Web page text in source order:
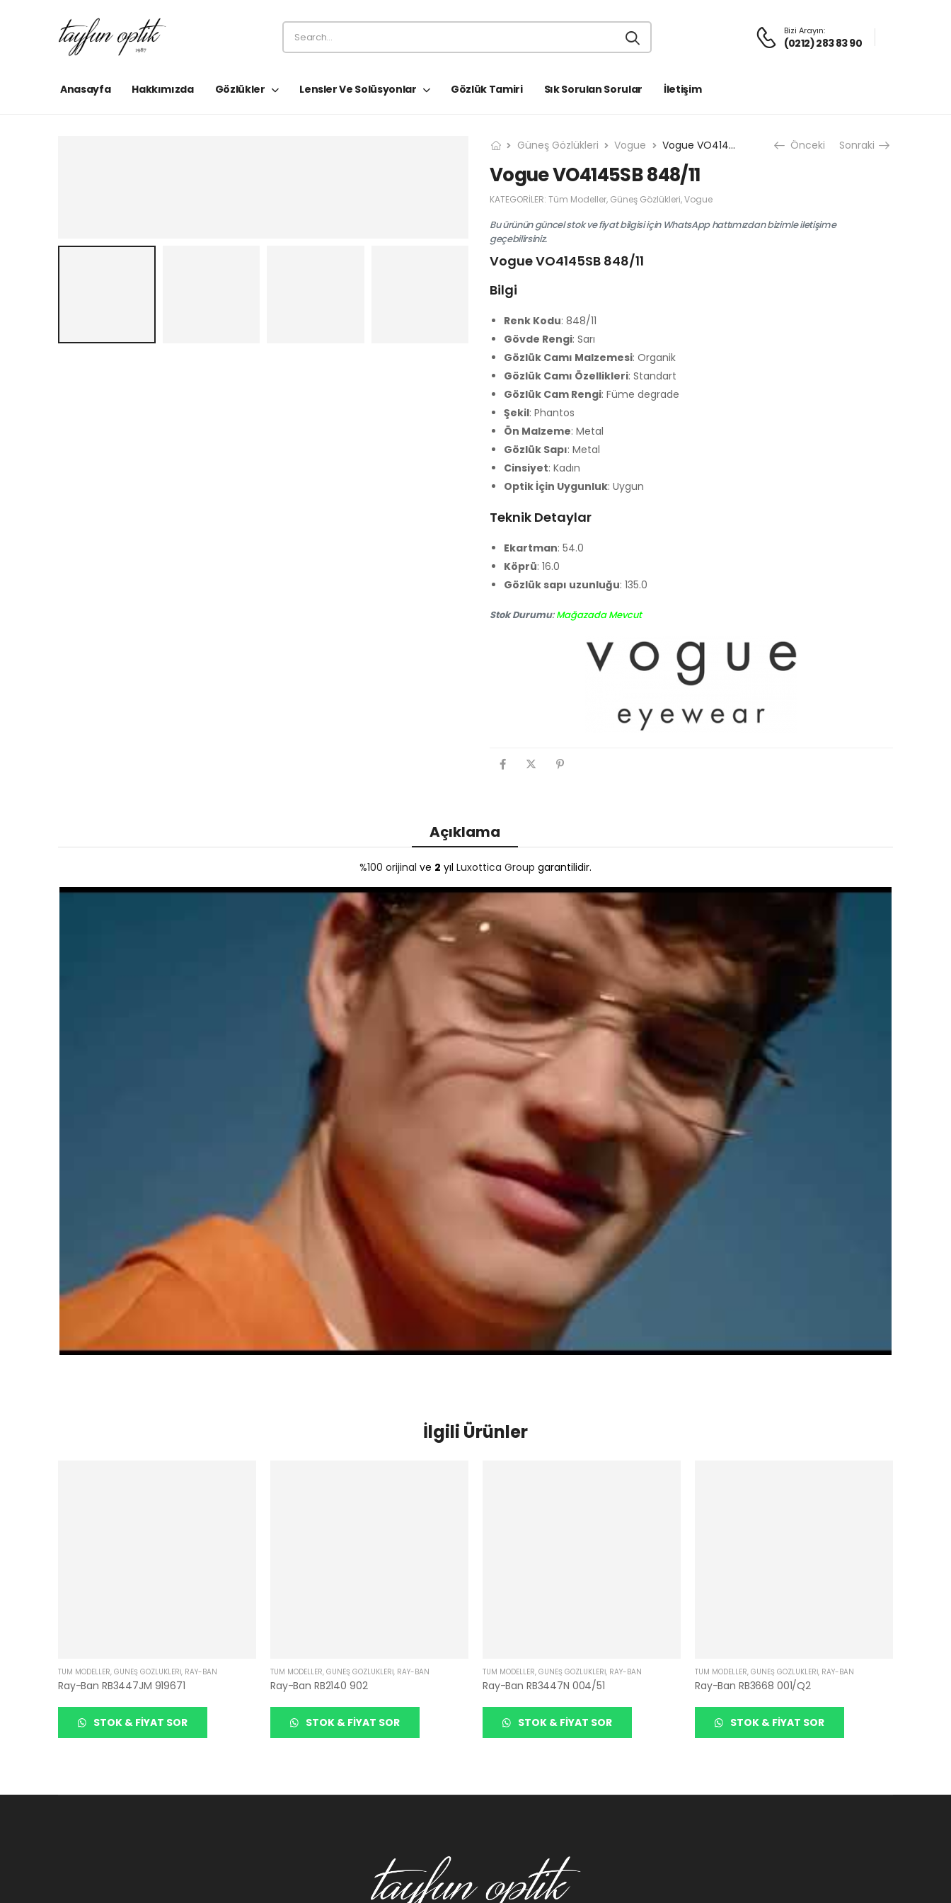
Bizi Arayın:
(0212) 283 83 90
Anasayfa Hakkımızda Gözlükler Lensler Ve Solüsyonlar Gözlük Tamiri Sık Sorulan Sorular İletişim
Güneş Gözlükleri Vogue Vogue VO4145SB 848/11 Önceki Sonraki
Vogue VO4145SB 848/11
KATEGORILER: Tüm Modeller, Güneş Gözlükleri,Vogue
Bu ürünün güncel stok ve fiyat bilgisi için WhatsApp hattımızdan bizimle iletişime
geçebilirsiniz.
Vogue VO4145SB 848/11
Bilgi
Renk Kodu: 848/11
Gövde Rengi: Sarı
Gözlük Camı Malzemesi: Organik
Gözlük Camı Özellikleri: Standart
Gözlük Cam Rengi: Füme degrade
Şekil: Phantos
Ön Malzeme: Metal
Gözlük Sapı: Metal
Cinsiyet: Kadın
Optik İçin Uygunluk: Uygun
Teknik Detaylar
Ekartman: 54.0
Köprü: 16.0
Gözlük sapı uzunluğu: 135.0
Stok Durumu:Mağazada Mevcut
Açıklama
%100 orijinal ve 2 yıl Luxottica Group garantilidir.
İlgili Ürünler
TÜM MODELLER, GÜNEŞ GÖZLÜKLERI, RAY-BAN
Ray-Ban RB3447JM 919671
STOK & FIYAT SOR
TÜM MODELLER, GÜNEŞ GÖZLÜKLERI, RAY-BAN
Ray-Ban RB2140 902
STOK & FIYAT SOR
TÜM MODELLER, GÜNEŞ GÖZLÜKLERI, RAY-BAN
Ray-Ban RB3447N 004/51
STOK & FIYAT SOR
TÜM MODELLER, GÜNEŞ GÖZLÜKLERI, RAY-BAN
Ray-Ban RB3668 001/Q2
STOK & FIYAT SOR